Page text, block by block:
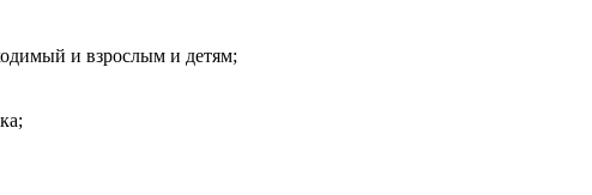
и взрослым и детям;